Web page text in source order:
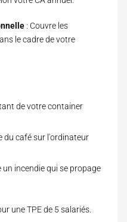
: Couvre les
le cadre de votre
de votre container
du café sur l'ordinateur
incendie qui se propage
une TPE de 5 salariés.